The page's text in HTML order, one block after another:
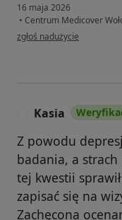
16 maja 2026
• Centrum Medicover
w opinii użytkownika
zgłoś nadużycie
Kasia
Z powodu
badania, a
tej kwestii
zapisać się na
Zachęcona